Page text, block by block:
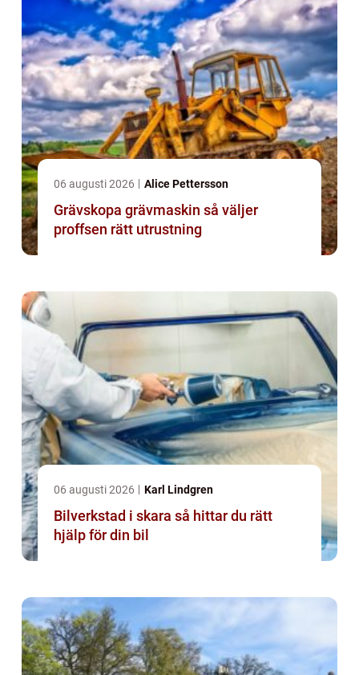
06 augusti 2026 Alice Pettersson
Grävskopa grävmaskin så väljer
proffsen rätt utrustning
06 augusti 2026 Karl Lindgren
Bilverkstad i skara så hittar du rätt
hjälp för din bil